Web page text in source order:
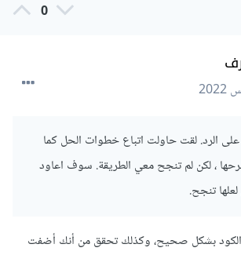
0
الرد. لقت حاولت اتباع خطوات الحل كما
، لكن لم تنجح معي الطريقة. سوف اعاود
تنجح.
الكود بشكل صحيح، وكذلك تحقق من أنك أضفت